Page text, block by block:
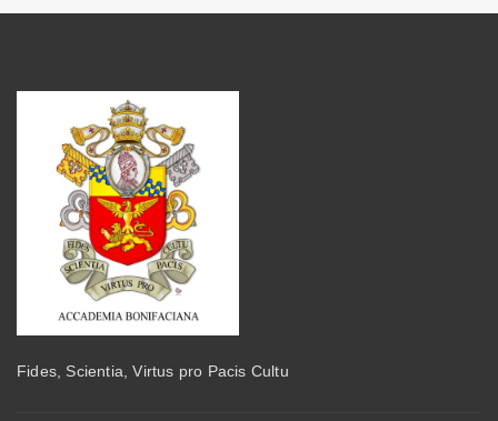
Fides, Scientia, Virtus pro Pacis Cultu